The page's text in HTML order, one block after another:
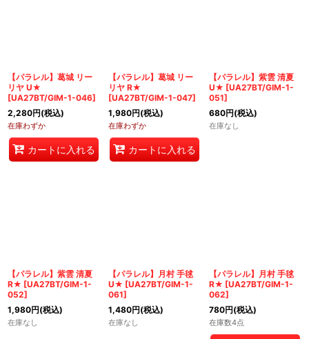
【パラレル】葛城 リー
リヤ U★
[UA27BT/GIM-1-046]
2,280円(税込)
在庫わずか
カートに入れる
【パラレル】葛城 リー
リヤ R★
[UA27BT/GIM-1-047]
1,980円(税込)
在庫わずか
カートに入れる
【パラレル】紫雲 清夏
U★ [UA27BT/GIM-1-
051]
680円(税込)
在庫なし
【パラレル】紫雲 清夏
R★ [UA27BT/GIM-1-
052]
1,980円(税込)
在庫なし
【パラレル】月村 手毬
U★ [UA27BT/GIM-1-
061]
1,480円(税込)
在庫なし
【パラレル】月村 手毬
R★ [UA27BT/GIM-1-
062]
780円(税込)
在庫数4点